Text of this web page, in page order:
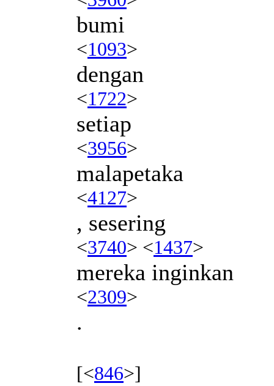
bumi
<1093>
dengan
<1722>
setiap
<3956>
malapetaka
<4127>
, sesering
<3740> <1437>
mereka inginkan
<2309>
.
[<846>]